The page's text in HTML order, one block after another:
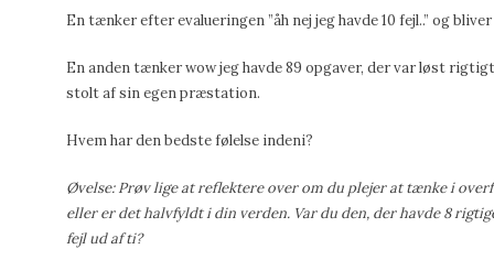
En tænker efter evalueringen ”åh nej jeg havde 10 fejl..” og
En anden tænker wow jeg havde 89 opgaver, der var løst
stolt af sin egen præstation.
Hvem har den bedste følelse indeni?
Øvelse: Prøv lige at reflektere over om du plejer at tænke i
eller er det halvfyldt i din verden. Var du den, der havde 8
fejl ud af ti?